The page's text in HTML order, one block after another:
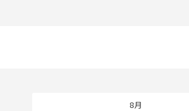
8月